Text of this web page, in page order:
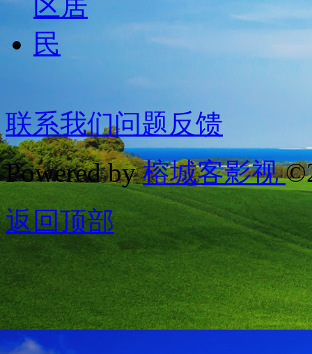
联系我们问题反馈
Powered by榕城客影视
返回顶部